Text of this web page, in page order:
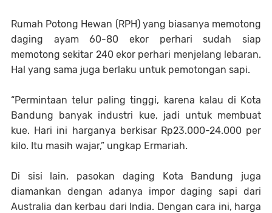
Rumah Potong Hewan (RPH) yang biasanya memotong
daging ayam 60-80 ekor perhari sudah siap
memotong sekitar 240 ekor perhari menjelang lebaran.
Hal yang sama juga berlaku untuk pemotongan sapi.
“Permintaan telur paling tinggi, karena kalau di Kota
Bandung banyak industri kue, jadi untuk membuat
kue. Hari ini harganya berkisar Rp23.000-24.000 per
kilo. Itu masih wajar,” ungkap Ermariah.
Di sisi lain, pasokan daging Kota Bandung juga
diamankan dengan adanya impor daging sapi dari
Australia dan kerbau dari India. Dengan cara ini, harga